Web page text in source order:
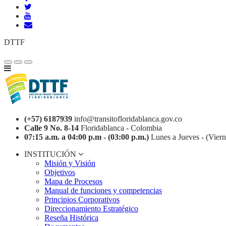
DTTF
(+57) 6187939 info@transitofloridablanca.gov.co
Calle 9 No. 8-14 Floridablanca - Colombia
07:15 a.m. a 04:00 p.m - (03:00 p.m.) Lunes a Jueves -
INSTITUCIÓN
Misión y Visión
Objetivos
Mapa de Procesos
Manual de funciones y competencias
Principios Corporativos
Direccionamiento Estratégico
Reseña Histórica